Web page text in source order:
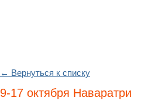
← Вернуться к списку
9-17 октября Наваратри